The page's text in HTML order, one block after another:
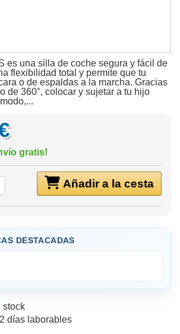
es una silla de coche segura y fácil de
flexibilidad total y permite que tu
o de espaldas a la marcha. Gracias
de 360°, colocar y sujetar a tu hijo
gratis!
Añadir a la cesta
DESTACADAS
stock
2 días laborables